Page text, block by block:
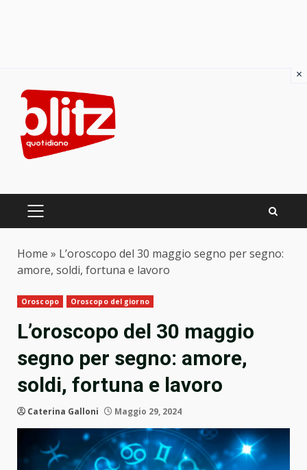
content
PRIMARY
Home » L’oroscopo del 30 maggio segno per segno:
amore, soldi, fortuna e lavoro
Oroscopo Oroscopo del giorno
L’oroscopo del 30 maggio
segno per segno: amore,
soldi, fortuna e lavoro
Caterina Galloni Maggio 29, 2024
×